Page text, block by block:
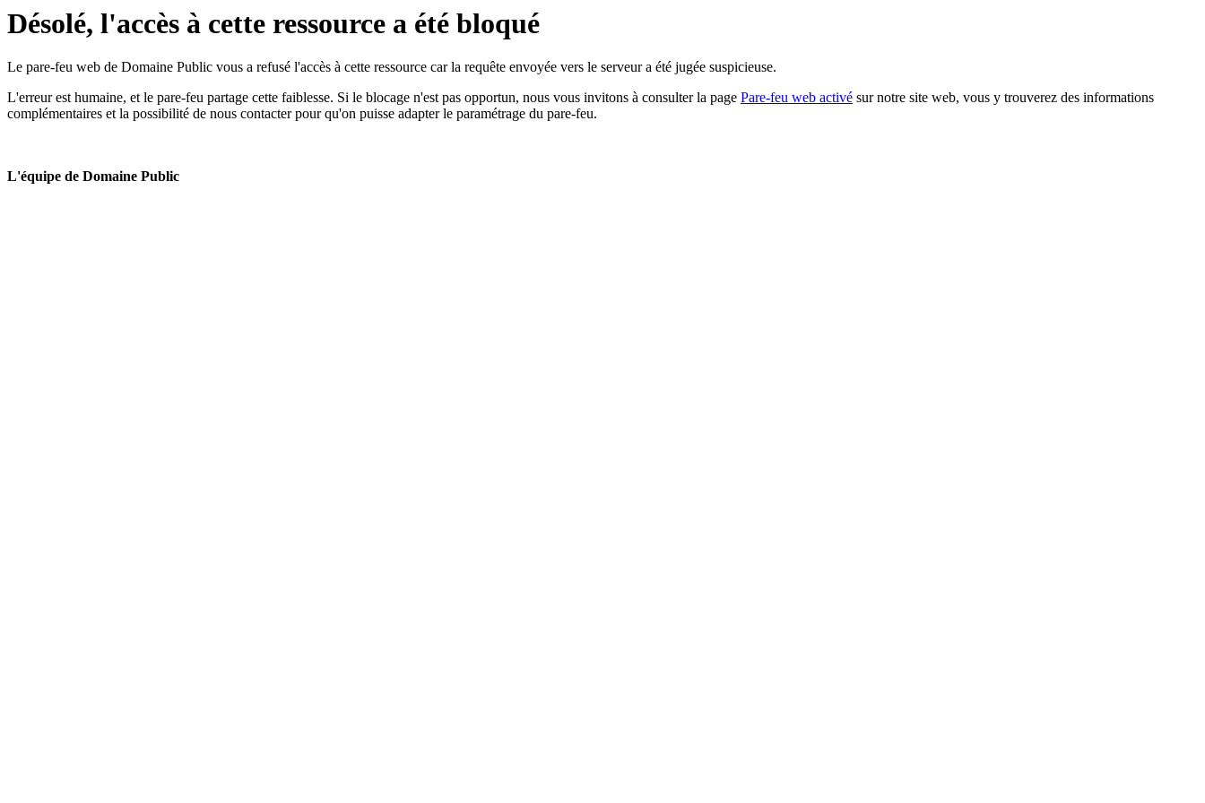
Désolé, l'accès à cette ressource a été bloqué
Le pare-feu web de Domaine Public vous a refusé l'accès à cette ressource car la requête envoyée vers le serveur a été jugée suspicieuse.
L'erreur est humaine, et le pare-feu partage cette faiblesse. Si le blocage n'est pas opportun, nous vous invitons à consulter la page Pare-feu web activé sur notre site web, vous y trouverez des informations
complémentaires et la possibilité de nous contacter pour qu'on puisse adapter le paramétrage du pare-feu.
L'équipe de Domaine Public